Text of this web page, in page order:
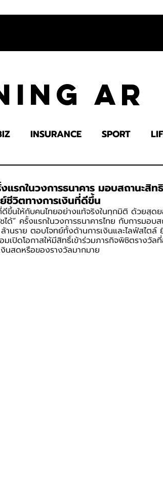
INSURANCE SPORT
กในวงการธนาคาร มอบสถานะสิท
วิตทางการเงินที่ดีขึ้น
ขึ้นให้กับคนไทยอย่างแท้จริงในทุกมิติ ด้วยสุด
ครั้งแรกในวงการธนาคารไทย กับการมอบส
ราย ตอบโจทย์ทั้งด้านการเงินและไลฟ์สไตล์
ปิดโอกาสให้มีสิทธิ์เข้าร่วมภารกิจพิชิตรางวัล
นสดหรือของรางวัลมากมาย